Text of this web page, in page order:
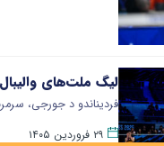
لیگ ملت‌های
فردیناندو د جورجی،
۲۹ فروردین ۱۴۰۵